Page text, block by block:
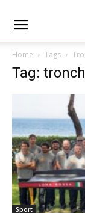
Home Tags
Tag:
Sport